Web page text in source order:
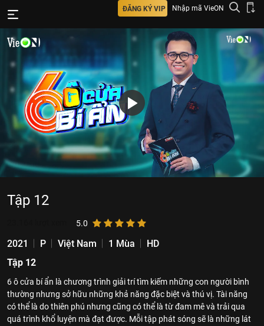
ĐĂNG KÝ VIP Nhập mã VieON
Tập 12
5.0
2021 P Việt Nam 1 Mùa
HD
Tập 12
6 ô cửa bí ẩn là chương trình giải trí tìm kiếm những con người bình
thường nhưng sở hữu những khả năng đặc biệt và thú vị. Tài năng
có thể là do thiên phú nhưng cũng có thể là từ đam mê và trải qua
quá trình khổ luyện mà đạt được. Mỗi tập phát sóng sẽ là những lát